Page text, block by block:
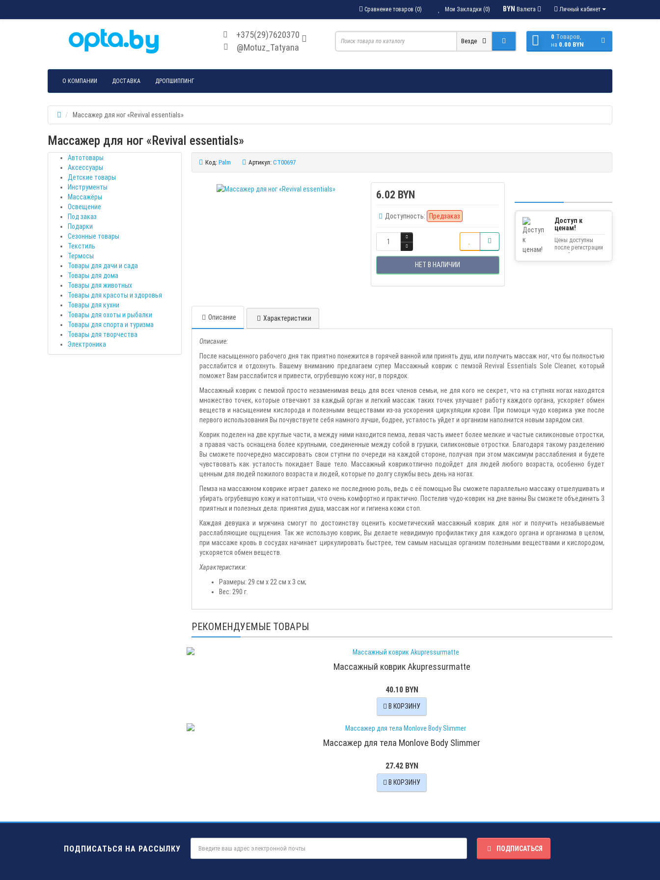
Личный кабинет
BYN Валюта
Мои Закладки (0)
Сравнение товаров (0)
+375(29)7620370
@Motuz_Tatyana
0 Tоваров,
на 0.00 BYN
Везде
О КОМПАНИИ ДОСТАВКА ДРОПШИППИНГ
Массажер для ног «Revival essentials»
Массажер для ног «Revival essentials»
Автотовары
Аксессуары
Детские товары
Инструменты
Массажёры
Освещение
Под заказ
Подарки
Сезонные товары
Текстиль
Термосы
Товары для дачи и сада
Товары для дома
Товары для животных
Товары для красоты и здоровья
Товары для кухни
Товары для охоты и рыбалки
Товары для спорта и туризма
Товары для творчества
Электроника
Код: Palm Артикул: CT00697
6.02 BYN
Доступность: Предзаказ
НЕТ В НАЛИЧИИ
Доступ к
ценам!
Цены доступны
после регистрации
на сайте.
Описание Характеристики
Описание:
После насыщенного рабочего дня так приятно понежится в горячей ванной или принять душ, или получить массаж ног, что бы полностью
расслабится и отдохнуть. Вашему вниманию предлагаем супер Массажный коврик с пемзой Revival Essentials Sole Cleaner, который
поможет Вам расслабится и привести, огрубевшую кожу ног, в порядок.
Массажный коврик с пемзой просто незаменимая вещь для всех членов семьи, не для кого не секрет, что на ступнях ногах находятся
множество точек, которые отвечают за каждый орган и легкий массаж таких точек улучшает работу каждого органа, ускоряет обмен
веществ и насыщением кислорода и полезными веществами из-за ускорения циркуляции крови. При помощи чудо коврика уже после
первого использования Вы почувствуете себя намного лучше, бодрее, усталость уйдет и организм наполнится новым зарядом сил.
Коврик поделен на две круглые части, а между ними находится пемза, левая часть имеет более мелкие и частые силиконовые отростки,
а правая часть оснащена более крупными, соединенные между собой в грушки, силиконовые отростки. Благодаря такому разделению
Вы сможете поочередно массировать свои ступни по очереди на каждой стороне, получая при этом максимум расслабления и будете
чувствовать как усталость покидает Ваше тело. Массажный коврикотлично подойдет для людей любого возраста, особенно будет
ценным для людей пожилого возраста и людей, которые по долгу службы весь день на ногах.
Пемза на массажном коврике играет далеко не последнюю роль, ведь с её помощью Вы сможете параллельно массажу отшелушивать и
убирать огрубевшую кожу и натоптыши, что очень комфортно и практично. Постелив чудо-коврик на дне ванны Вы сможете объединить 3
приятных и полезных дела: принятия душа, массаж ног и гигиена кожи стоп.
Каждая девушка и мужчина смогут по достоинству оценить косметический массажный коврик для ног и получить незабываемые
расслабляющие ощущения. Так же использую коврик, Вы делаете невидимую профилактику для каждого органа и организма в целом,
при массаже кровь в сосудах начинает циркулировать быстрее, тем самым насыщая организм полезными веществами и кислородом,
ускоряется обмен веществ.
Характеристики:
Размеры: 29 см х 22 см х 3 см;
Вес: 290 г.
РЕКОМЕНДУЕМЫЕ ТОВАРЫ
Массажный коврик Akupressurmatte
40.10 BYN
В КОРЗИНУ
Массажер для тела Monlove Body Slimmer
27.42 BYN
В КОРЗИНУ
ПОДПИСАТЬСЯ НА РАССЫЛКУ ПОДПИСАТЬСЯ